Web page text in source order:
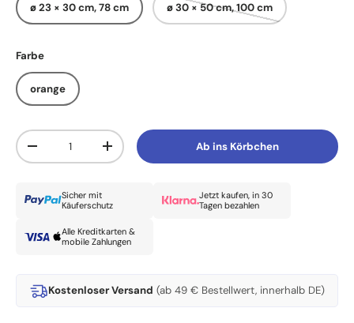
ø 23 × 30 cm, 78 cm ø 30 × 50 cm, 100 cm
Farbe
orange
Anzahl
Menge verringernMenge erhöhen Ab ins Körbchen
Sicher mit
Käuferschutz
Jetzt kaufen, in 30
Tagen bezahlen
Alle Kreditkarten &
mobile Zahlungen
Kostenloser Versand (ab 49 € Bestellwert, innerhalb DE)